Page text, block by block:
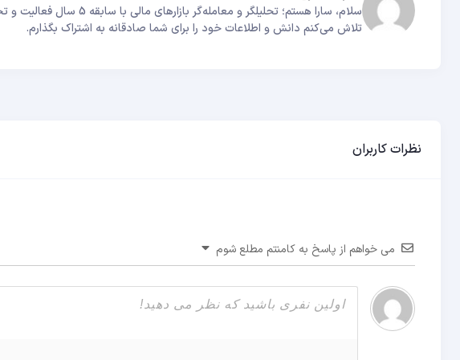
سلام، سارا هستم؛ تحلیلگر
تلاش می‌کنم دانش و اطلاعات خود را برای شما صادقانه به اشتراک بگذارم.
نظرات کاربران
می خواهم از پاسخ به کامنتم مطلع شوم